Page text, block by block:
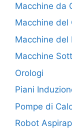
Macchine da
Macchine del
Macchine del
Macchine
Orologi
Piani
Pompe di
Robot